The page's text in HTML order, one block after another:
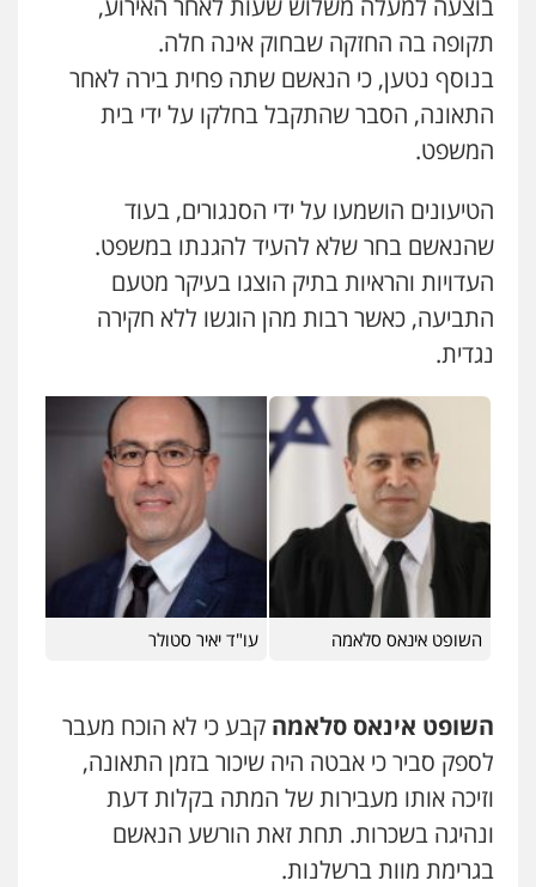
תקופה בה החזקה שבחוק אינה חלה.
בנוסף נטען, כי הנאשם שתה פחית בירה לאחר
התאונה, הסבר שהתקבל בחלקו על ידי בית
המשפט.
הטיעונים הושמעו על ידי הסנגורים, בעוד
שהנאשם בחר שלא להעיד להגנתו במשפט.
העדויות והראיות בתיק הוצגו בעיקר מטעם
התביעה, כאשר רבות מהן הוגשו ללא חקירה
נגדית.
השופט אינאס סלאמה עו"ד יאיר סטולר
השופט אינאס סלאמה קבע כי לא הוכח מעבר
לספק סביר כי אבטה היה שיכור בזמן התאונה,
וזיכה אותו מעבירות של המתה בקלות דעת
ונהיגה בשכרות. תחת זאת הורשע הנאשם
בגרימת מוות ברשלנות.